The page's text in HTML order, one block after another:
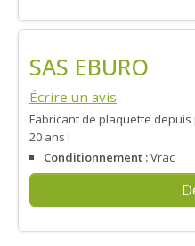
SAS EBURO
Écrire un avis
Fabricant de plaquette depuis
20 ans !
Conditionnement :Vrac